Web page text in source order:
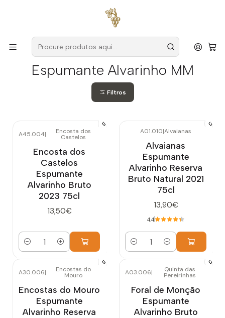
para encomendas a partir de
Espumante Alvarinho MM
Espumante Alvarinho MM
Filtros
A45.004| Encosta dos
Castelos
Encosta dos
Castelos
Espumante
Alvarinho Bruto
2023 75cl
13,50€
Quantidade
A01.010|Alvaianas
Alvaianas
Espumante
Alvarinho Reserva
Bruto Natural 2021
75cl
13,90€
4.4
Quantidade
Esgotado
A30.006| Encostas do
Mouro
Encostas do Mouro
Espumante
Alvarinho Reserva
A03.006| Quinta das
Pereirinhas
Foral de Monção
Espumante
Alvarinho Bruto